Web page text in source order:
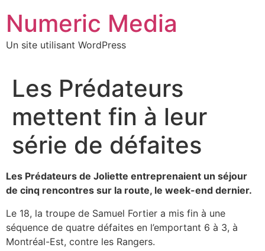
contenu
Numeric Media
Un site utilisant WordPress
Les Prédateurs
mettent fin à leur
série de défaites
Les Prédateurs de Joliette entreprenaient un séjour
de cinq rencontres sur la route, le week-end dernier.
Le 18, la troupe de Samuel Fortier a mis fin à une
séquence de quatre défaites en l’emportant 6 à 3, à
Montréal-Est, contre les Rangers.